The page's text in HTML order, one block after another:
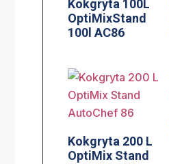
Kokgryta 100L
OptiMixStand
100l AC86
Kokgryta 200 L
OptiMix Stand